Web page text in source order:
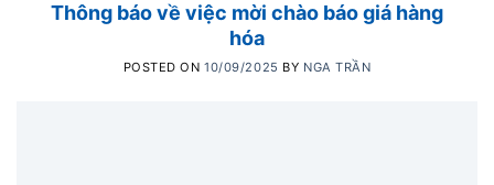
Thông báo về việc mời chào báo giá hàng
hóa
POSTED ON10/09/2025 BY NGA TRẦN